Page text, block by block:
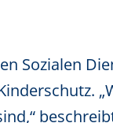
Sozialen